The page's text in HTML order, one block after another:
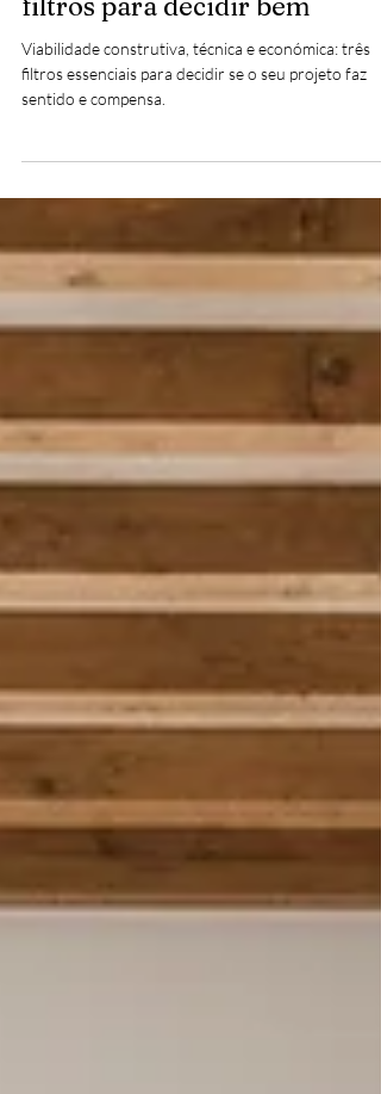
técnica e económica: três
filtros para decidir bem
Viabilidade construtiva, técnica e económica: três